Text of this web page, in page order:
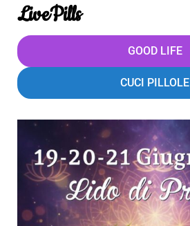
LivePills
GOOD LIFE
CUCI PILLOLE